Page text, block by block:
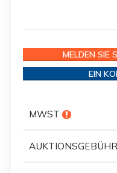
MELDEN SIE
EIN
MWST
AUKTIONSGEBÜHR